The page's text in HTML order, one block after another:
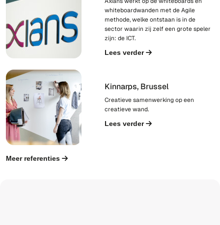
whiteboardwanden met de Agile
methode, welke ontstaan is in de
sector waarin zij zelf een grote speler
zijn: de ICT.
Lees verder
Kinnarps, Brussel
Creatieve samenwerking op een
creatieve wand.
Lees verder
Meer referenties